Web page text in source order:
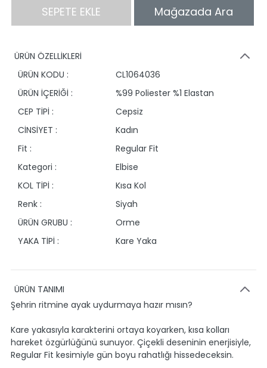
SEPETE EKLE Mağazada Ara
ÜRÜN ÖZELLİKLERİ
ÜRÜN KODU :
CL1064036
ÜRÜN İÇERİĞİ :
%99 Poliester %1 Elastan
CEP TİPİ :
Cepsiz
CİNSİYET :
Kadın
Fit :
Regular Fit
Kategori :
Elbise
KOL TİPİ :
Kısa Kol
Renk :
Siyah
ÜRÜN GRUBU :
Orme
YAKA TİPİ :
Kare Yaka
ÜRÜN TANIMI
Şehrin ritmine ayak uydurmaya hazır mısın?
Kare yakasıyla karakterini ortaya koyarken, kısa kolları
hareket özgürlüğünü sunuyor. Çiçekli deseninin enerjisiyle,
Regular Fit kesimiyle gün boyu rahatlığı hissedeceksin.